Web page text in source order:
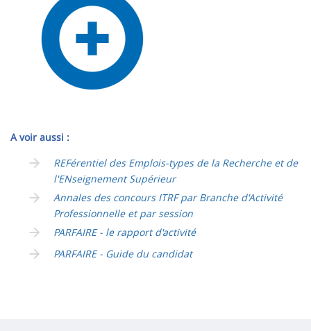
A voir aussi :
REFérentiel des Emplois-types de la Recherche et de
l'ENseignement Supérieur
Annales des concours ITRF par Branche d'Activité
Professionnelle et par session
PARFAIRE - le rapport d'activité
PARFAIRE - Guide du candidat